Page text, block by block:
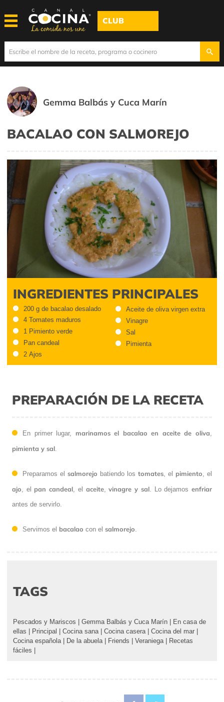
CLUB
Gemma Balbás y Cuca Marín
BACALAO CON SALMOREJO
INGREDIENTES PRINCIPALES
200 g de bacalao desalado
4 Tomates maduros
1 Pimiento verde
Pan candeal
2 Ajos
Aceite de oliva virgen extra
Vinagre
Sal
Pimienta
PREPARACIÓN DE LA RECETA
En primer lugar, marinamos el bacalao en aceite de oliva
pimienta y sal
Preparamos el salmorejo batiendo los tomates , el pimiento , el
ajo , el pan candeal , el aceite,vinagre y sal. Lo dejamosenfriar
antes de servirlo.
Servimos el bacalao con el salmorejo
TAGS
Pescados y Mariscos Gemma Balbás y Cuca Marín
En casa de
ellas
Principal Cocina sana Cocina casera Cocina del mar
Cocina española
De la abuela Friends Veraniega
Recetas
fáciles